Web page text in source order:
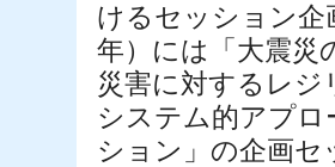
けるセッション企
年）には「大震災
災害に対するレジ
システム的アプロ
ション」の企画セ